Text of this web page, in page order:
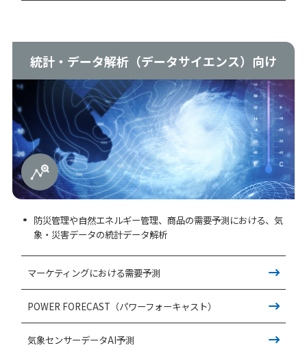
統計・データ解析（データサイエンス）向け
防災管理や自然エネルギー管理、商品の需要予測における、気
象・災害データの統計データ解析
マーケティングにおける需要予測
POWER FORECAST（パワーフォーキャスト）
気象センサーデータAI予測